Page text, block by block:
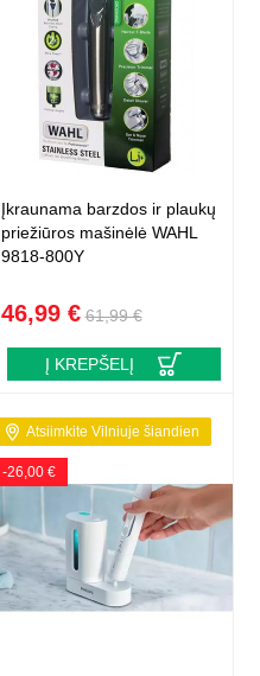
Įkraunama barzdos ir plaukų
priežiūros mašinėlė WAHL
9818-800Y
46,99 € 61,99 €
Į KREPŠELĮ
Atsiimkite Vilniuje šiandien
-26,00 €